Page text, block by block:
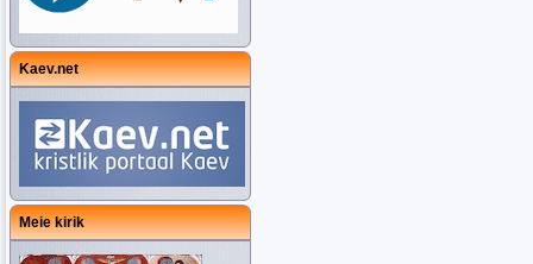
Kaev.net
Meie kirik